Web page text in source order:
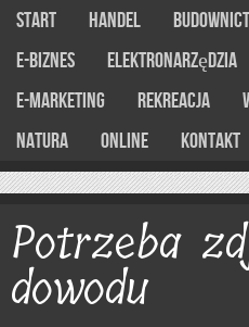
Start Handel
E-Biznes
Elektronarzędzia
E-marketing
Rekreacja
Natura
Online Kontakt
Potrzeba
dowodu